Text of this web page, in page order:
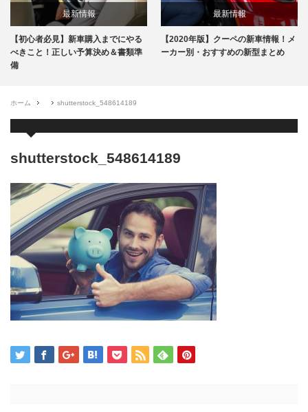
最新情報
【初心者必見】新車購入までにやる
べきこと！正しい予算決め＆書類準
備
最新情報
【2020年版】クーペの新車情報！メ
ーカー別・おすすめの新型まとめ
ホーム shutterstock_548614189
shutterstock_548614189